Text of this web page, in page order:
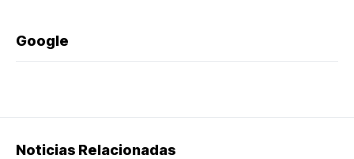
Google
Noticias Relacionadas